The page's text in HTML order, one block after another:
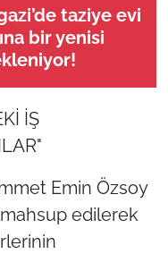
taziye evi
bir yenisi
İŞ
Emin Özsoy
edilerek